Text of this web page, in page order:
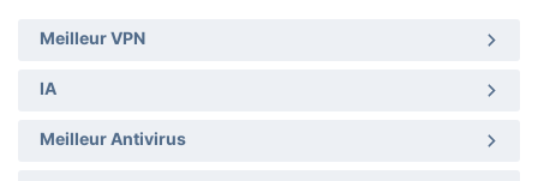
Meilleur VPN
IA
Meilleur Antivirus